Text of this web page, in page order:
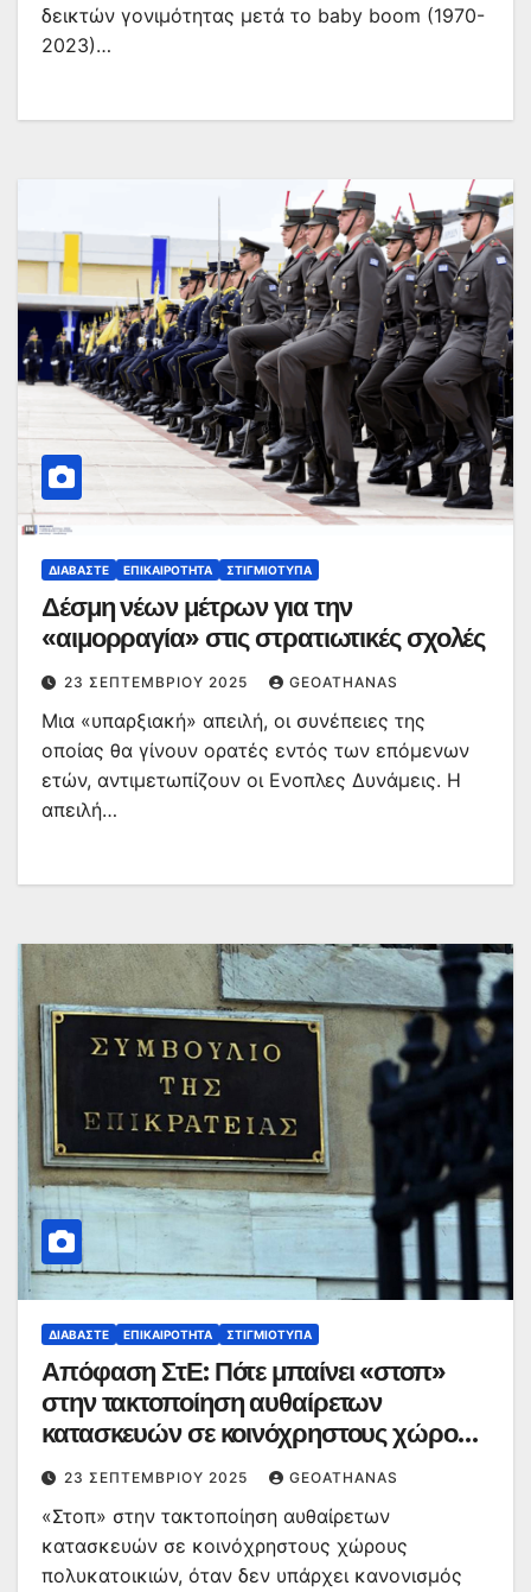
δεικτών γονιμότητας μετά το baby boom (1970-
2023)…
ΔΙΑΒΆΣΤΕ ΕΠΙΚΑΙΡΌΤΗΤΑ ΣΤΙΓΜΙΌΤΥΠΑ
Δέσμη νέων μέτρων για την
«αιμορραγία» στις στρατιωτικές σχολές
23 ΣΕΠΤΕΜΒΡΊΟΥ 2025 GEOATHANAS
Μια «υπαρξιακή» απειλή, οι συνέπειες της
οποίας θα γίνουν ορατές εντός των επόμενων
ετών, αντιμετωπίζουν οι Ενοπλες Δυνάμεις. Η
απειλή…
ΔΙΑΒΆΣΤΕ ΕΠΙΚΑΙΡΌΤΗΤΑ ΣΤΙΓΜΙΌΤΥΠΑ
Απόφαση ΣτΕ: Πότε μπαίνει «στοπ»
στην τακτοποίηση αυθαίρετων
κατασκευών σε κοινόχρηστους χώρους
πολυκατοικιών
23 ΣΕΠΤΕΜΒΡΊΟΥ 2025 GEOATHANAS
«Στοπ» στην τακτοποίηση αυθαίρετων
κατασκευών σε κοινόχρηστους χώρους
πολυκατοικιών, όταν δεν υπάρχει κανονισμός